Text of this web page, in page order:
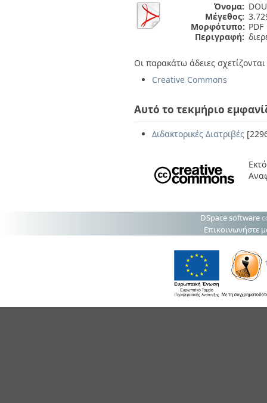
Όνομα:
Μέγεθος:
Μορφότυπο: PDF
Περιγραφή:
Οι παρακάτω άδειες
Creative Commons
Αυτό το τεκμήριο
Διδακτορικές Διατριβές
DSpace software
Επικοινωνήστε